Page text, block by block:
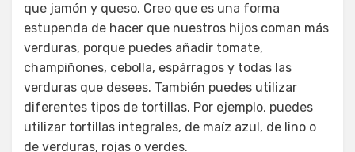
que jamón y queso. Creo que es una forma
estupenda de hacer que nuestros hijos coman más
verduras, porque puedes añadir tomate,
champiñones, cebolla, espárragos y todas las
verduras que desees. También puedes utilizar
diferentes tipos de tortillas. Por ejemplo, puedes
utilizar tortillas integrales, de maíz azul, de lino o
de verduras, rojas o verdes.